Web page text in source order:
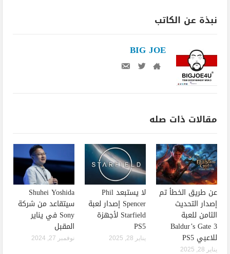
نبذة عن الكاتب
BIG JOE
مقالات ذات صله
عن طريق الخطأ تم
إصدار التحديث
الثامن للعبة
Baldur’s Gate 3
للاعبي PS5
يناير 28, 2025
لا يستبعد Phil
Spencer إصدار لعبة
Starfield لأجهزة
PS5
يناير 28, 2025
Shuhei Yoshida
سيتقاعد من شركة
Sony في يناير
المقبل
نوفمبر 27, 2024